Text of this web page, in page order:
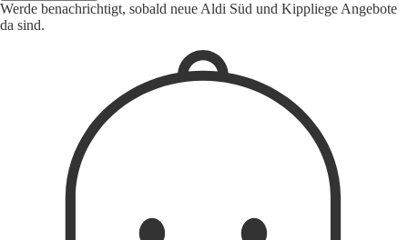
Werde benachrichtigt, sobald neue Aldi Süd und Kippliege Angebote
da sind.